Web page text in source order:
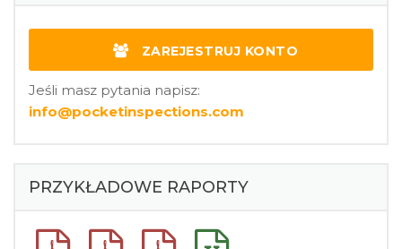
ZAREJESTRUJ KONTO
Jeśli masz pytania napisz:
info@pocketinspections.com
PRZYKŁADOWE RAPORTY